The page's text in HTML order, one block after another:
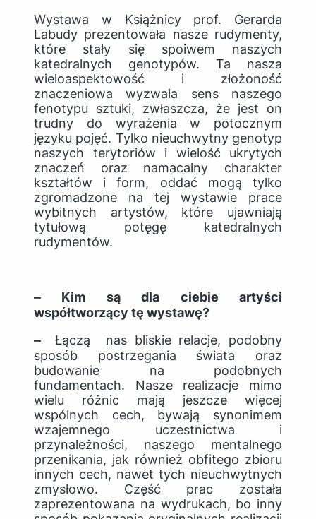
Wystawa w Książnicy prof. Gerarda
Labudy prezentowała nasze rudymenty,
które stały się spoiwem naszych
katedralnych genotypów. Ta nasza
wieloaspektowość i złożoność
znaczeniowa wyzwala sens naszego
fenotypu sztuki, zwłaszcza, że jest on
trudny do wyrażenia w potocznym
języku pojęć. Tylko nieuchwytny genotyp
naszych terytoriów i wielość ukrytych
znaczeń oraz namacalny charakter
kształtów i form, oddać mogą tylko
zgromadzone na tej wystawie prace
wybitnych artystów, które ujawniają
tytułową potęgę katedralnych
rudymentów.
‒ Kim są dla ciebie artyści
współtworzący tę wystawę?
‒
Łączą nas bliskie relacje, podobny
sposób postrzegania świata oraz
budowanie na podobnych
fundamentach. Nasze realizacje mimo
wielu różnic mają jeszcze więcej
wspólnych cech, bywają synonimem
wzajemnego uczestnictwa i
przynależności, naszego mentalnego
przenikania, jak również obfitego zbioru
innych cech, nawet tych nieuchwytnych
zmysłowo. Część prac została
zaprezentowana na wydrukach, bo inny